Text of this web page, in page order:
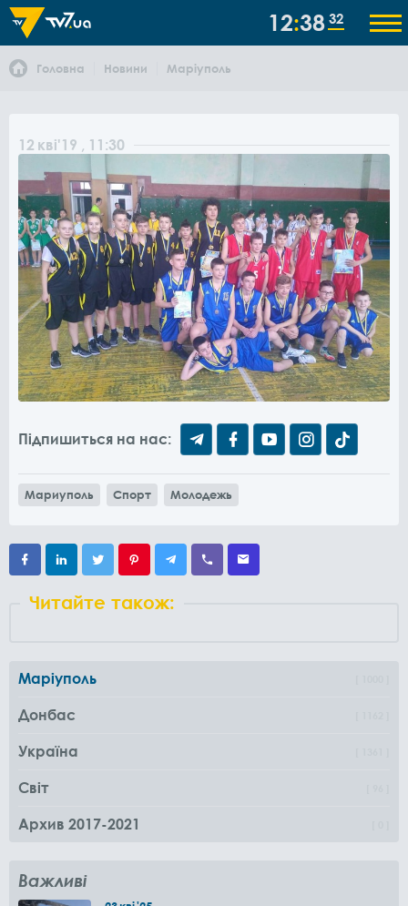
12 38 32
Головна Новини Маріуполь
12 кві'19 , 11:30
Підпишиться на нас:
Мариуполь Спорт Молодежь
Читайте також:
Маріуполь
Донбас
Україна
Світ
Архив 2017-2021
Важливі